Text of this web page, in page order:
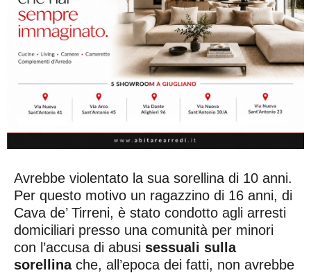
Avrebbe violentato la sua sorellina di 10 anni.
Per questo motivo un ragazzino di 16 anni, di
Cava de’ Tirreni, è stato condotto agli arresti
domiciliari presso una comunità per minori
con l’accusa di abusi sessuali sulla
sorellinache, all’epoca dei fatti, non avrebbe